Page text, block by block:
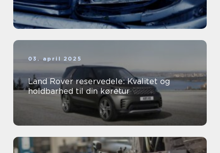
03. april 2025
Land Rover reservedele: Kvalitet og
holdbarhed til din køretur